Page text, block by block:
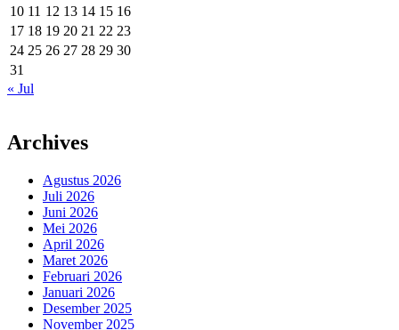
10 11 12 13 14 15 16
17 18 19 20 21 22 23
24 25 26 27 28 29 30
31
« Jul
Archives
Agustus 2026
Juli 2026
Juni 2026
Mei 2026
April 2026
Maret 2026
Februari 2026
Januari 2026
Desember 2025
November 2025